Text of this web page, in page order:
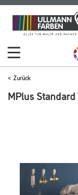
Zum
Inhalt
Zum
Navigationsmenü
Zurück
MPlus Standard